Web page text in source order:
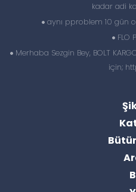
kadar adi
aynı pproblem 10 gün
FLO
Merhaba Sezgin Bey, BOLT
için;